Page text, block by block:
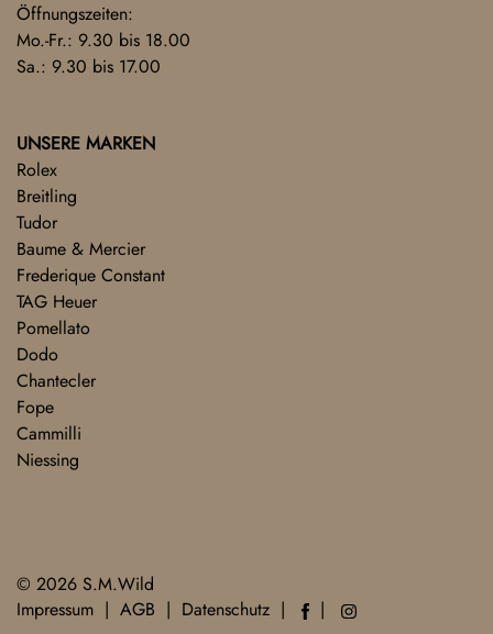
Öffnungszeiten:
Mo.-Fr.: 9.30 bis 18.00
Sa.: 9.30 bis 17.00
UNSERE MARKEN
Rolex
Breitling
Tudor
Baume & Mercier
Frederique Constant
TAG Heuer
Pomellato
Dodo
Chantecler
Fope
Cammilli
Niessing
© 2026 S.M.Wild
Impressum
AGB Datenschutz